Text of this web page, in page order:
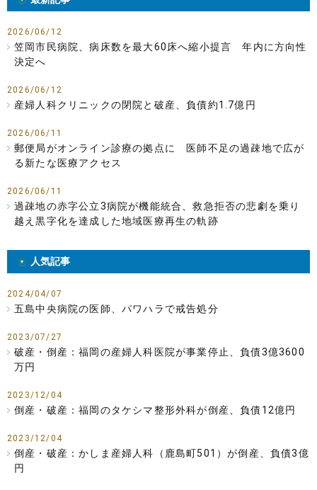
2026/06/12
笠岡市民病院、病床数を最大60床へ縮小提言 年内に方向性
決定へ
2026/06/12
産婦人科クリニックの閉院と破産、負債約1.7億円
2026/06/11
郵便局がオンライン診療の拠点に 医師不足の過疎地で広が
る新たな医療アクセス
2026/06/11
過疎地の赤字公立3病院が機能統合、救急拒否の悲劇を乗り
越え黒字化を達成した地域医療再生の軌跡
人気記事
2024/04/07
五島中央病院の医師、パワハラで戒告処分
2023/07/27
破産・倒産：福岡の産婦人科医院が事業停止、負債3億3600
万円
2023/12/04
倒産・破産：福岡のタケシマ整形外科が倒産、負債12億円
2023/12/04
倒産・破産：かしま産婦人科（鹿島町501）が倒産、負債3億
円